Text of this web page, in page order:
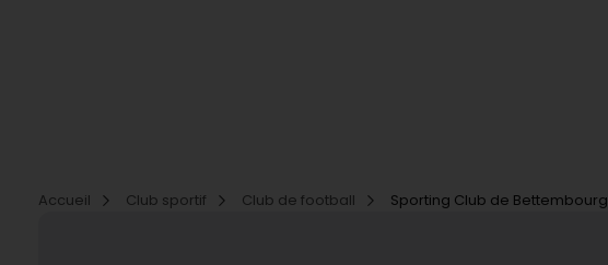
Accueil
Club sportif Club de football Sporting Club de Bettembourg